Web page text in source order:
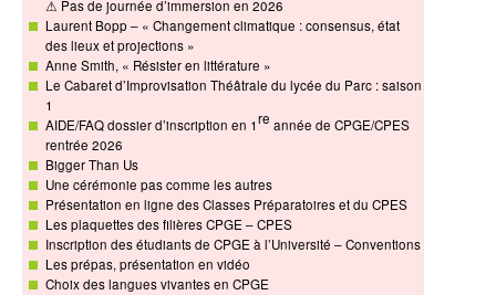
⚠ Pas de journée d’immersion en 2026
Laurent Bopp – « Changement climatique : consensus, état
des lieux et projections »
Anne Smith, « Résister en littérature »
Le Cabaret d’Improvisation Théâtrale du lycée du Parc : saison
1
AIDE/FAQ dossier d’inscription en 1re année de CPGE/CPES
rentrée 2026
Bigger Than Us
Une cérémonie pas comme les autres
Présentation en ligne des Classes Préparatoires et du CPES
Les plaquettes des filières CPGE – CPES
Inscription des étudiants de CPGE à l’Université – Conventions
Les prépas, présentation en vidéo
Choix des langues vivantes en CPGE